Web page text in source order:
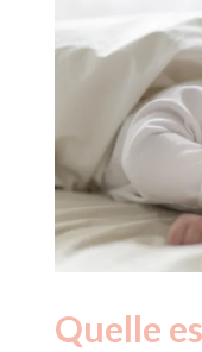
Quelle
Année
Nouveaux-
nés